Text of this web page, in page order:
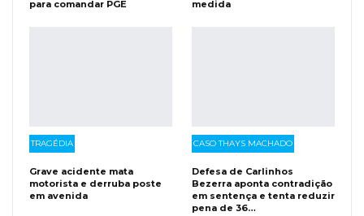
para comandar PGE medida
TRAGÉDIA
Grave acidente mata
motorista e derruba poste
em avenida
CASO THAYS MACHADO
Defesa de Carlinhos
Bezerra aponta contradição
em sentença e tenta reduzir
pena de 36…